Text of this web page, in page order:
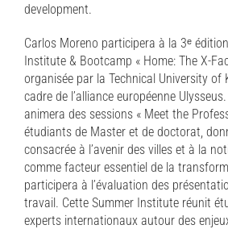
development.
Carlos Moreno participera à la 3ᵉ
Institute & Bootcamp « Home: The X-
organisée par la Technical University of
cadre de l’alliance européenne
animera des sessions « Meet the
étudiants de Master et de doctorat,
consacrée à l’avenir des villes et à la
comme facteur essentiel de la
participera à l’évaluation des
travail. Cette Summer Institute réunit
experts internationaux autour des